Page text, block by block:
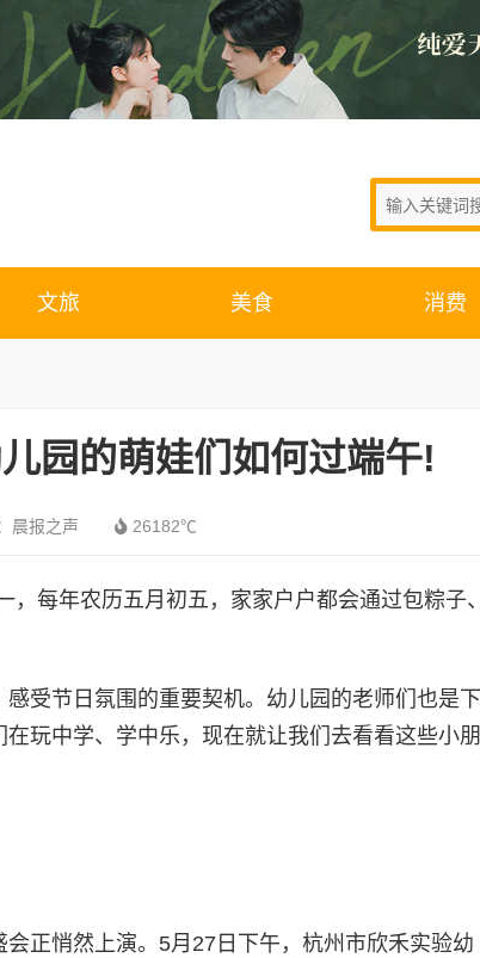
文旅 美食 消费
园的萌娃们如何过端午!
晨报之声 26182℃
，每年农历五月初五，家家户户都会通过包粽子、
受节日氛围的重要契机。幼儿园的老师们也是下
玩中学、学中乐，现在就让我们去看看这些小朋
正悄然上演。5月27日下午，杭州市欣禾实验幼